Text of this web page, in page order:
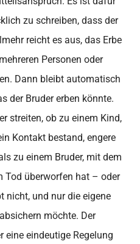
zu schreiben, dass der
reicht es aus, das Erbe
Personen oder
Dann bleibt automatisch
der Bruder erben könnte.
streiten, ob zu einem Kind,
Kontakt bestand, engere
zu einem Bruder, mit dem
Tod überworfen hat – oder
nicht, und nur die eigene
möchte. Der
eine eindeutige Regelung